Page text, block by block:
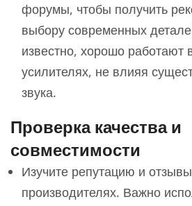
форумы, чтобы получить
выбору современных
известно, хорошо работают
усилителях, не влияя
звука.
Проверка качества и
совместимости
Изучите репутацию и
производителях. Важно